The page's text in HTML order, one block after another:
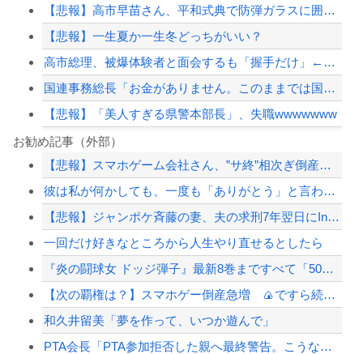
【悲報】高市早苗さん、平和式典で防弾ガラスに囲われながらスピーチ
【悲報】一生夏か一生冬どっちがいい？
高市総理、被爆体験者と面会するも「握手だけ」←何のために会うんだよ…
国連事務総長「お金がありません。このままでは国連が完全崩壊します。助けて下さい」
【悲報】「美人すぎる県警本部長」、失職wwwwwww
【おわった】三峡ダム、豪雨で13基の水門を開き大規模放流開始か 下流の工場地帯に...
ジャンポケ斎藤と代理人のやりとり、「地獄すぎて完全にコントになってる……」と衝撃...
【悲報】坂口杏里、逃走ｗｗｗｗｗｗｗｗｗｗｗ
【配信者】「金バエ」のSNS更新が1週間途絶え、様々な憶測が飛び交う。1週間ぶり...
【緊急速報】NYで警官が黒人男性の首を絞め、暴動第二波不可避へ
お勧め記事（外部）
【悲報】スマホゲーム会社さん、”サ終”相次ぎ倒産しまくってる模様
彼は私が何かしても、一度も「ありがとう」と言わない
【悲報】ジャンポケ斉藤の妻、夫の求刑7年翌日にInstagram更新「楽しすぎた...
一回だけ好きなところから人生やり直せるとしたら
『炎の闘球女 ドッジ弾子』最新8巻まですべて「50％ポイント還元」セール！3,5...
【次の覇権は？】スマホゲー倒産急増 🍙ですら続くのに…
和久井留美「夢を作って、いつか遊んで」
PTA会長「PTA参加拒否した親へ最終警告。こうなってもいい？」